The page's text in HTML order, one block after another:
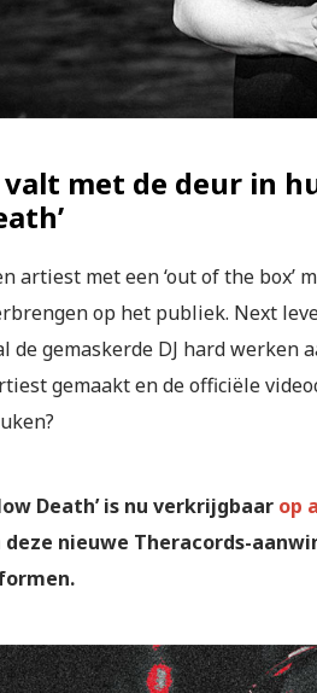
met de deur in
artiest met een ‘out of the
op het publiek. Next
de gemaskerde DJ hard
gemaakt en de officiële
Death’ is nu verkrijgbaar op
deze nieuwe Theracords-